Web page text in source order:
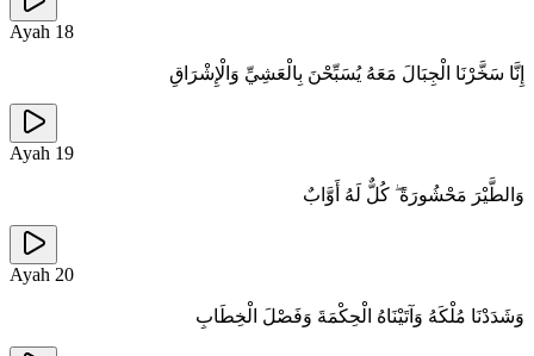
Ayah 18
إِنَّا سَخَّرْنَا الْجِبَالَ مَعَهُ يُسَبِّحْنَ بِالْعَشِيِّ وَالْإِشْرَاقِ
Ayah 19
وَالطَّيْرَ مَحْشُورَةً ۖ كُلٌّ لَهُ أَوَّابٌ
Ayah 20
وَشَدَدْنَا مُلْكَهُ وَآتَيْنَاهُ الْحِكْمَةَ وَفَصْلَ الْخِطَابِ